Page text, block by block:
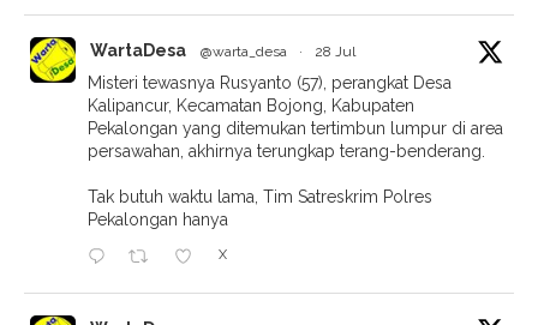
WartaDesa @warta_desa · 28 Jul
Misteri tewasnya Rusyanto (57), perangkat Desa
Kalipancur, Kecamatan Bojong, Kabupaten
Pekalongan yang ditemukan tertimbun lumpur di area
persawahan, akhirnya terungkap terang-benderang.
Tak butuh waktu lama, Tim Satreskrim Polres
Pekalongan hanya
X